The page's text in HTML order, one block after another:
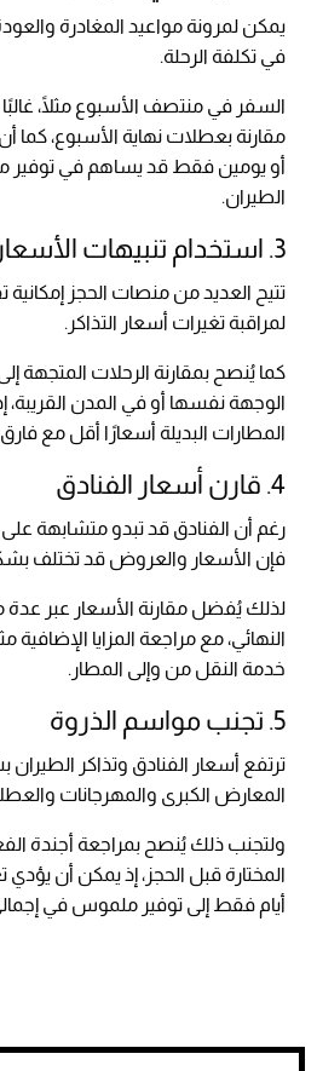
يمكن لمرونة مواعيد المغادرة
في تكلفة الرحلة.
السفر في منتصف الأسبوع مثلًا،
مقارنة بعطلات نهاية الأسبوع، كما
أو يومين فقط قد يساهم في توفير
الطيران.
3. استخدام تنبيهات الأسعار
تتيح العديد من منصات الحجز إمكانية
لمراقبة تغيرات أسعار التذاكر.
كما يُنصح بمقارنة الرحلات المتجهة
الوجهة نفسها أو في المدن
المطارات البديلة أسعارًا أقل مع
4. قارن أسعار الفنادق
رغم أن الفنادق قد تبدو متشابهة على
فإن الأسعار والعروض قد تختلف
لذلك يُفضل مقارنة الأسعار عبر عدة
النهائي، مع مراجعة المزايا الإضافية
خدمة النقل من وإلى المطار.
5. تجنب مواسم الذروة
ترتفع أسعار الفنادق وتذاكر
المعارض الكبرى والمهرجانات
ولتجنب ذلك يُنصح بمراجعة أجندة
المختارة قبل الحجز، إذ يمكن أن
أيام فقط إلى توفير ملموس في